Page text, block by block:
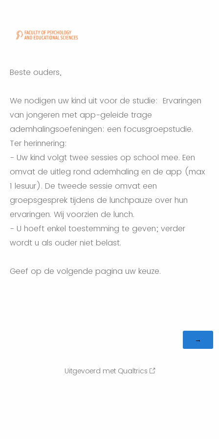
Beste ouders,
We nodigen uw kind uit voor de studie: Ervaringen
van jongeren met app-geleide trage
ademhalingsoefeningen: een focusgroepstudie.
Ter herinnering:
- Uw kind volgt twee sessies op school mee. Een
omvat de uitleg rond ademhaling en de app (max
1 lesuur). De tweede sessie omvat een
groepsgesprek tijdens de lunchpauze over hun
ervaringen. Wij voorzien de lunch.
- U hoeft enkel toestemming te geven; verder
wordt u als ouder niet belast.
Geef op de volgende pagina uw keuze.
Uitgevoerd met Qualtrics